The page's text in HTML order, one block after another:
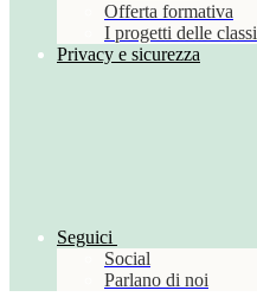
Offerta formativa
I progetti delle classi
Privacy e sicurezza
Seguici
Social
Parlano di noi